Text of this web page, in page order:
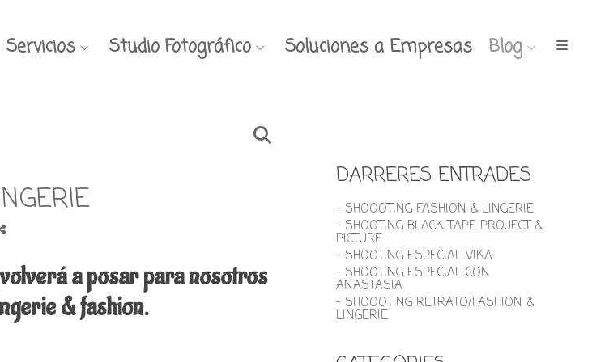
Servicios Studio Fotográfico Soluciones a Empresas Blog
a posar para nosotros
& fashion.
DARRERES ENTRADES
- SHOOOTING FASHION & LINGERIE
- SHOOTING BLACK TAPE PROJECT &
PICTURE
- SHOOTING ESPECIAL VIKA
- SHOOTING ESPECIAL CON
ANASTASIA
- SHOOOTING RETRATO/FASHION &
LINGERIE